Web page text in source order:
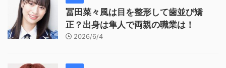
冨田菜々風は目を整形して歯並び矯
正？出身は隼人で両親の職業は！
2026/6/4